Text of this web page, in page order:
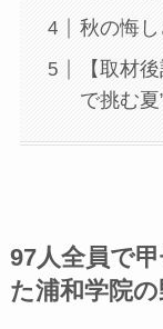
秋の悔
【取材
で挑む夏
97人全員で
た浦和学院